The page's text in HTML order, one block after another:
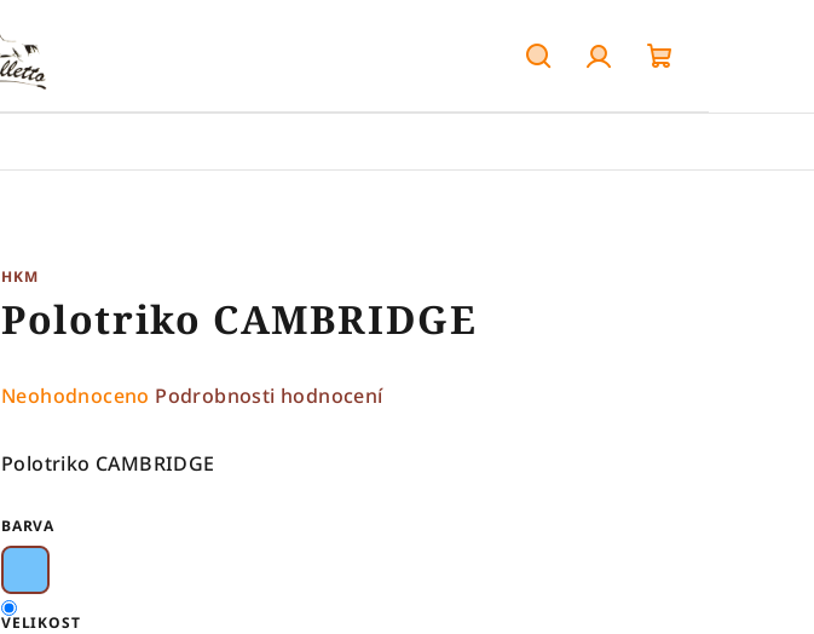
košík
HKM
Polotriko CAMBRIDGE
Průměrné
produktu
z
hvězdiček.
Neohodnoceno Podrobnosti hodnocení
Polotriko CAMBRIDGE
BARVA
VELIKOST